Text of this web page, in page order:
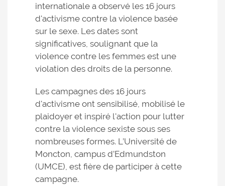
internationale a observé les 16 jours
d'activisme contre la violence basée
sur le sexe. Les dates sont
significatives, soulignant que la
violence contre les femmes est une
violation des droits de la personne.
Les campagnes des 16 jours
d'activisme ont sensibilisé, mobilisé le
plaidoyer et inspiré l'action pour lutter
contre la violence sexiste sous ses
nombreuses formes. L’Université de
Moncton, campus d’Edmundston
(UMCE), est fière de participer à cette
campagne.